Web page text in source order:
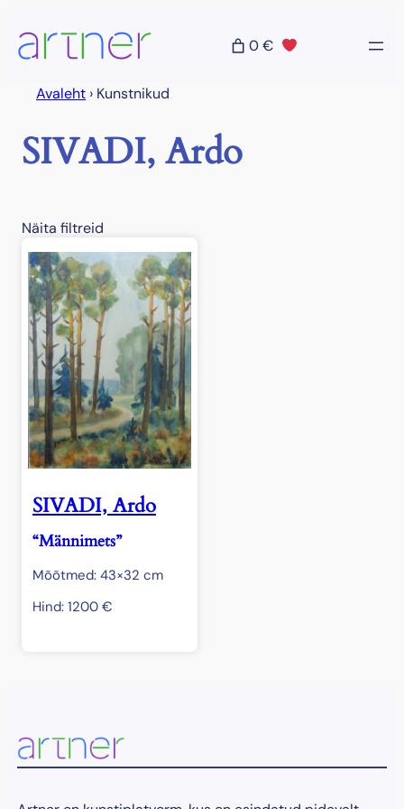
sisu
juurde
0 €
Avaleht › Kunstnikud
SIVADI, Ardo
Näita filtreid
SIVADI, Ardo
“Männimets”
Mõõtmed: 43×32 cm
Hind: 1200 €